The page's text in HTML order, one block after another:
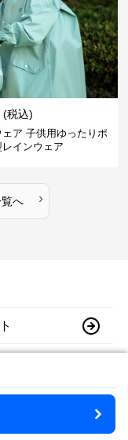
(税込)
ェア 子供用ゆったりポ
インウェア
へ ›
ト